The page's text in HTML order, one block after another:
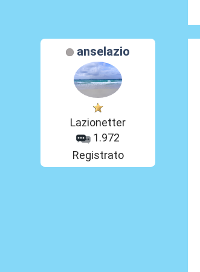
anselazio
Lazionetter
1.972
Registrato